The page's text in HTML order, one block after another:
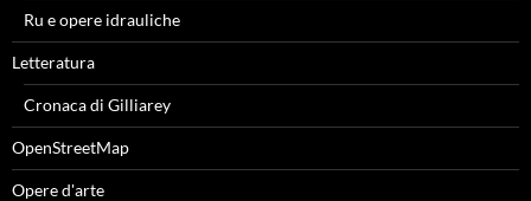
Ru e opere idrauliche
Letteratura
Cronaca di Gilliarey
OpenStreetMap
Opere d'arte